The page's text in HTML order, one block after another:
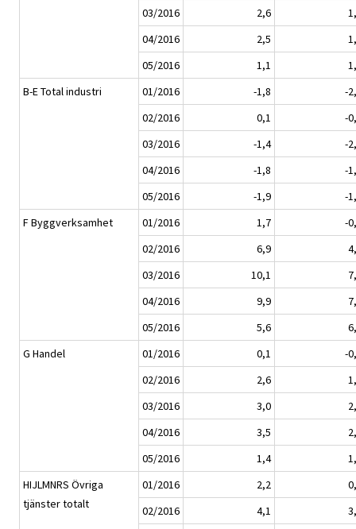
03/2016
2,6
04/2016
2,5
05/2016
1,1
B-E Total industri
01/2016 -1,8
-
02/2016
0,1
-
03/2016
-1,4
-
04/2016
-1,8
-
05/2016
-1,9
-
F Byggverksamhet
01/2016 1,7
-
02/2016
6,9
03/2016
10,1
04/2016
9,9
05/2016
5,6
G Handel
01/2016 0,1
-
02/2016
2,6
03/2016
3,0
04/2016
3,5
05/2016
1,4
HIJLMNRS Övriga
tjänster totalt
01/2016 2,2
02/2016
4,1